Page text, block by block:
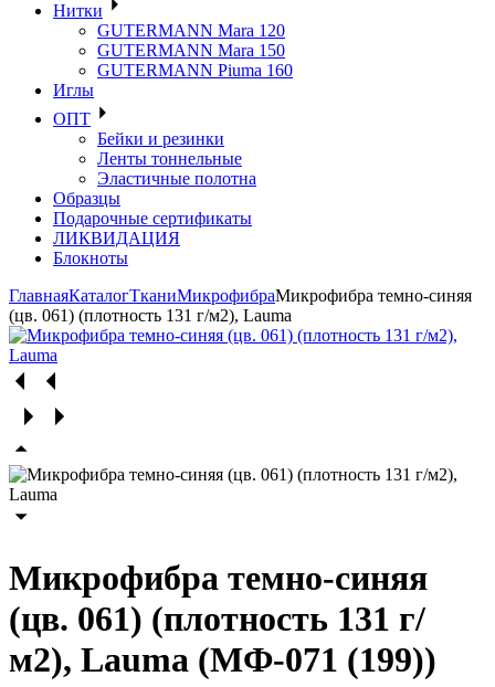
Нитки
GUTERMANN Mara 120
GUTERMANN Mara 150
GUTERMANN Piuma 160
Иглы
ОПТ
Бейки и резинки
Ленты тоннельные
Эластичные полотна
Образцы
Подарочные сертификаты
ЛИКВИДАЦИЯ
Блокноты
ГлавнаяКаталогТканиМикрофибраМикрофибра темно-синяя
(цв. 061) (плотность 131 г/м2), Lauma
Микрофибра темно-синяя
(цв. 061) (плотность 131 г/
м2), Lauma (МФ-071 (199))